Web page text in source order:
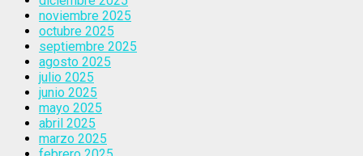
noviembre 2025
octubre 2025
septiembre 2025
agosto 2025
julio 2025
junio 2025
mayo 2025
abril 2025
marzo 2025